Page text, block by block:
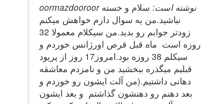
oormazdooroor نوشته است: سلام و خسته
نباشید.من یه سوال دارم خواهش میکنم
زودتر جوابم رو بدید.من سیکلام معمولا 32
روزه است ماه قبل قرص اورژانس خوردم و
سیکلم 38 روزه بود.امروز17 روز از پریود
قبلیم میگذره ببخشید من و نامزدم معاشقه
دهانی داشتیم.(من آلت ایشون رو خوردم و
بعد دهنم رو دهنشون گذاشتم و بعد ایشون